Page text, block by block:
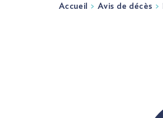
Accueil Avis de décès